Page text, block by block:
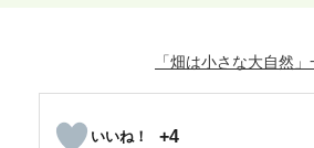
「畑は小さな大自然」
+4